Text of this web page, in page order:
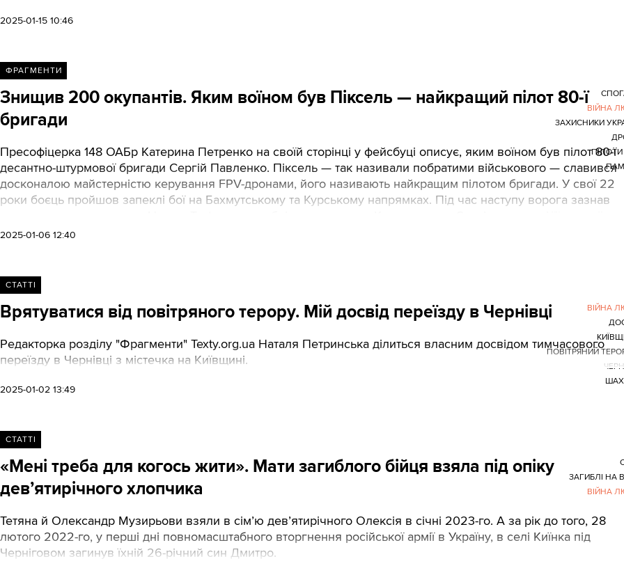
2025-01-15 10:46
ФРАГМЕНТИ
Знищив 200 окупантів. Яким воїном був Піксель — найкращий пілот 80-ї
бригади
Пресофіцерка 148 ОАБр Катерина Петренко на своїй сторінці у фейсбуці описує, яким воїном був пілот 80-ї
десантно-штурмової бригади Сергій Павленко. Піксель — так називали побратими військового — славився
досконалою майстерністю керування FPV-дронами, його називають найкращим пілотом бригади. У свої 22
роки боєць пройшов запеклі бої на Бахмутському та Курському напрямках. Під час наступу ворога зазнав
2025-01-06 12:40
ВІЙНА
ЗАХИСНИКИ
СТАТТІ
Врятуватися від повітряного терору. Мій досвід переїзду в Чернівці
Редакторка розділу "Фрагменти" Texty.org.ua Наталя Петринська ділиться власним досвідом тимчасового
переїзду в Чернівці з містечка на Київщині.
2025-01-02 13:49
ВІЙНА
ПОВІТРЯНИЙ
СТАТТІ
«Мені треба для когось жити». Мати загиблого бійця взяла під опіку
дев’ятирічного хлопчика
Тетяна й Олександр Музирьови взяли в сім’ю дев’ятирічного Олексія в січні 2023-го. А за рік до того, 28
лютого 2022-го, у перші дні повномасштабного вторгнення російської армії в Україну, в селі Киїнка під
Черніговом загинув їхній 26-річний син Дмитро.
ЗАГИБЛІ НА
ВІЙНА